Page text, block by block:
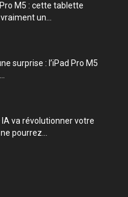
M5 : cette tablette
un...
surprise : l’iPad Pro M5
va révolutionner votre
pourrez...